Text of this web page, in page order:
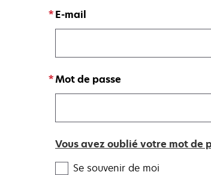
E-mail
Mot de passe
Vous avez oublié votre mot de
Se souvenir de moi